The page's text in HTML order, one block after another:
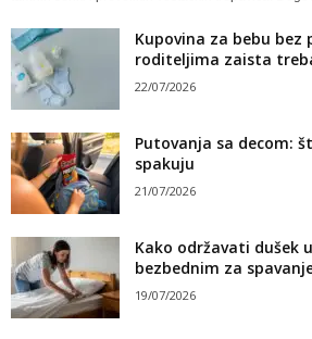
Kupovina za bebu bez
roditeljima zaista
22/07/2026
Putovanja sa decom:
spakuju
21/07/2026
Kako održavati dušek
bezbednim za
19/07/2026